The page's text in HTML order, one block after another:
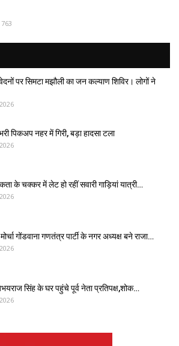
पर सिमटा मझौली का जन कल्याण शिविर। लोगों ने
पिकअप नहर में गिरी, बड़ा हादसा टला
के चक्कर में लेट हो रहीं सवारी गाड़ियां यात्री…
गोंडवाना गणतंत्र पार्टी के नगर अध्यक्ष बने राजा…
सिंह के घर पहुंचे पूर्व नेता प्रतिपक्ष,शोक…